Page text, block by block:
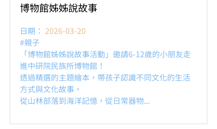
博物館姊姊說故事
日期： 2026-03-20
#親子
「博物館姊姊說故事活動」邀請6-12歲的小朋友走
進中研院民族所博物館！
透過精選的主題繪本，帶孩子認識不同文化的生活
方式與文化故事。
從山林部落到海洋記憶，從日常器物...